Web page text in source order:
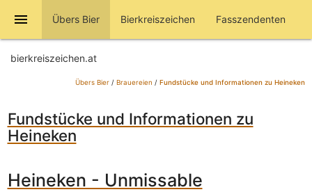
menu Übers Bier Bierkreiszeichen Fasszendenten
bierkreiszeichen.at
Übers Bier/ Brauereien / Fundstücke und Informationen zu Heineken
Fundstücke und Informationen zu
Heineken
Heineken - Unmissable